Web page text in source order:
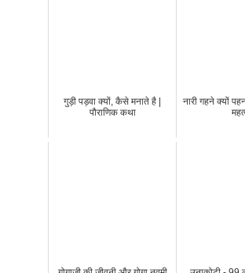
गुड़ी पड़वा क्यों, कैसे मनाते है |
पौराणिक कथा
नारी गहने क्यों